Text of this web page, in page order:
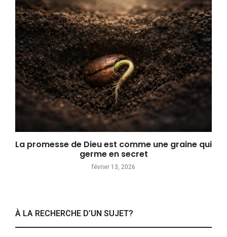
La promesse de Dieu est comme une graine qui
germe en secret
février 13, 2026
À LA RECHERCHE D’UN SUJET?